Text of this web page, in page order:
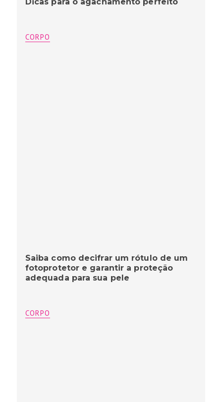
Dicas para o agachamento perfeito
CORPO
Saiba como decifrar um rótulo de um
fotoprotetor e garantir a proteção
adequada para sua pele
CORPO